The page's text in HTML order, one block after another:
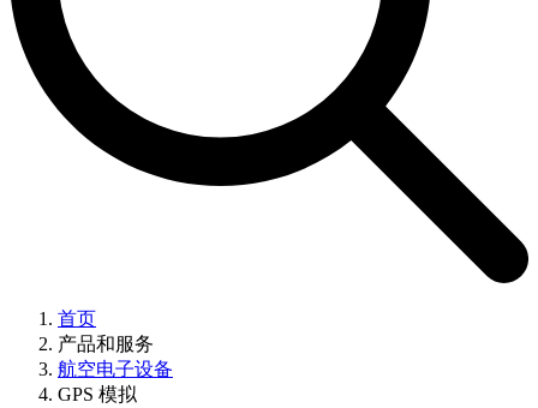
首页
产品和服务
航空电子设备
GPS 模拟